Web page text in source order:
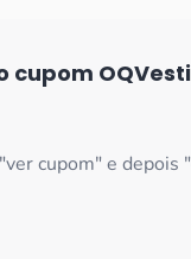
cupom
cupom" e depois